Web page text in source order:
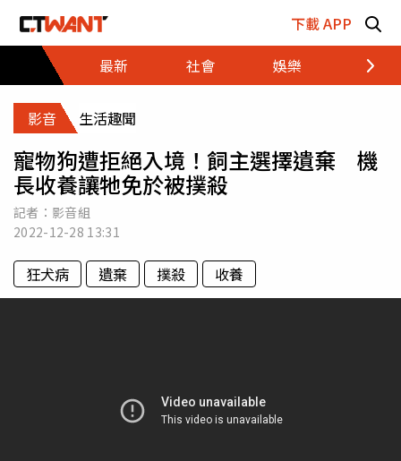
下載 APP
最新
社會 娛樂 財經
影音 生活趣聞
寵物狗遭拒絕入境！飼主選擇遺棄 機
長收養讓牠免於被撲殺
記者：影音組
2022-12-28 13:31
狂犬病 遺棄 撲殺 收養